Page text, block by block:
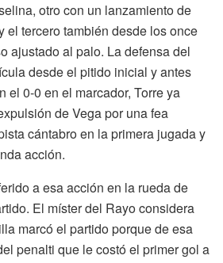
otro con un lanzamiento de
el tercero también desde los once
ajustado al palo. La defensa del
desde el pitido inicial y antes
el 0-0 en el marcador, Torre ya
de Vega por una fea
cántabro en la primera jugada y
acción.
a esa acción en la rueda de
El míster del Rayo considera
marcó el partido porque de esa
penalti que le costó el primer gol a